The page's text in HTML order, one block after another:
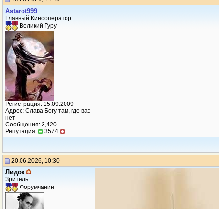
Аstarot999
Главный Кинооператор
Великий Гуру
Регистрация: 15.09.2009
Адрес: Слава Богу там, где вас
нет
Сообщения: 3,420
Репутация:
3574
20.06.2026, 10:30
Лидок
Зритель
Форумчанин